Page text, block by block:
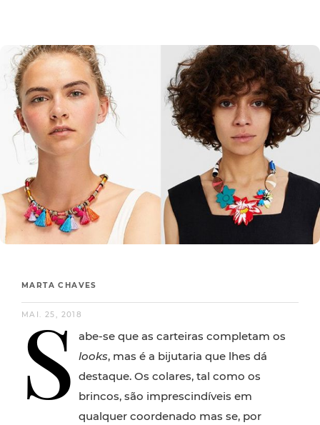
MARTA CHAVES
MAI. 25, 2018
S abe-se que as carteiras completam os
looks, mas é a bijutaria que lhes dá
destaque. Os colares, tal como os
brincos, são imprescindíveis em
qualquer coordenado mas se, por